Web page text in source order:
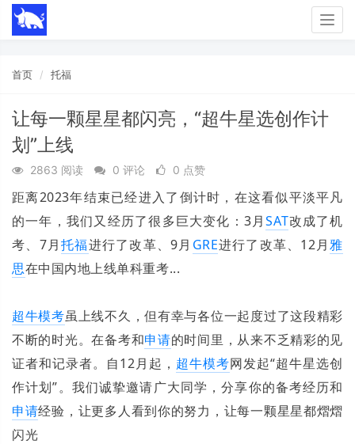
首页 托福
让每一颗星星都闪亮，“超牛星选创作计
划”上线
2863 阅读 0 评论 0 点赞
距离2023年结束已经进入了倒计时，在这看似平淡平凡
的一年，我们又经历了很多巨大变化：3月SAT改成了机
考、7月托福进行了改革、9月 GRE进行了改革、12月雅
思在中国内地上线单科重考...
超牛模考虽上线不久，但有幸与各位一起度过了这段精彩
不断的时光。在备考和申请的时间里，从来不乏精彩的见
证者和记录者。自12月起， 超牛模考网发起“超牛星选创
作计划”。我们诚挚邀请广大同学，分享你的备考经历和
申请经验，让更多人看到你的努力，让每一颗星星都熠熠
闪光